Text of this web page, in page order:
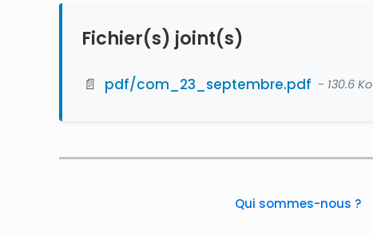
Fichier(s) joint(s)
📄 pdf/com_23_septembre.pdf - 130.6 Ko
Qui sommes-nous ?